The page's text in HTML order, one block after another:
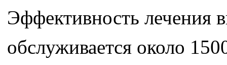
Эффективность лечения
обслуживается около